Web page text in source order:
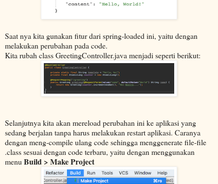
Saat nya kita gunakan fitur dari spring-loaded ini, yaitu dengan
melakukan perubahan pada code.
Kita rubah class GreetingController.java menjadi seperti berikut:
Selanjutnya kita akan mereload perubahan ini ke aplikasi yang
sedang berjalan tanpa harus melakukan restart aplikasi. Caranya
dengan meng-compile ulang code sehingga menggenerate file-file
.class sesuai dengan code terbaru, yaitu dengan menggunakan
menu Build > Make Project